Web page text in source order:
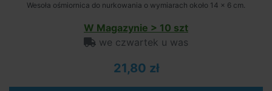
Wesoła ośmiornica do nurkowania o wymiarach około 14 x 6 cm.
W Magazynie > 10 szt
we czwartek u was
21,80 zł